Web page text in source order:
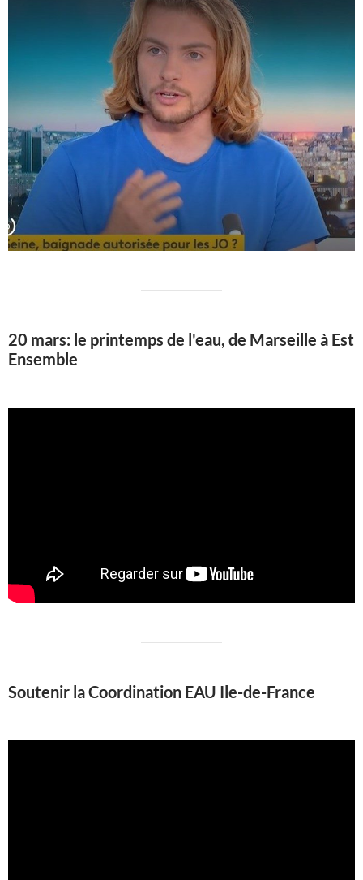
20 mars: le printemps de l'eau, de Marseille à Est
Ensemble
Soutenir la Coordination EAU Ile-de-France